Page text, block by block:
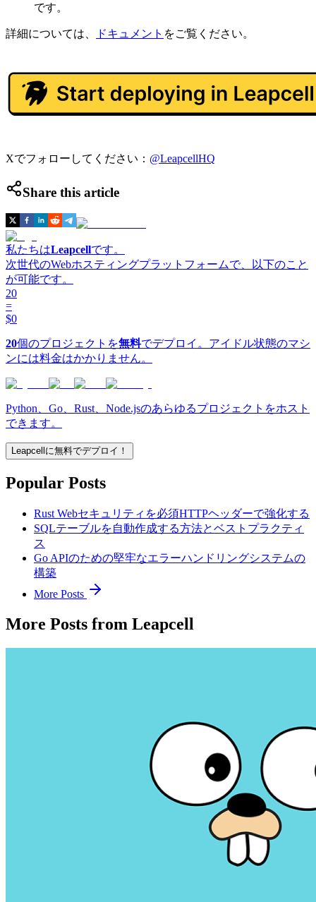
です。
詳細については、 ドキュメント をご覧ください。
Xでフォローしてください： @LeapcellHQ
Share this article
私たちはLeapcellです。
次世代のWebホスティングプラットフォームで、以下のこと
が可能です。
20
=
$0
20個のプロジェクトを無料でデプロイ。アイドル状態のマシ
ンには料金はかかりません。
Python、Go、Rust、Node.jsのあらゆるプロジェクトをホスト
できます。
Leapcellに無料でデプロイ！
Popular Posts
Rust Webセキュリティを必須HTTPヘッダーで強化する
SQLテーブルを自動作成する方法とベストプラクティ
ス
Go APIのための堅牢なエラーハンドリングシステムの
構築
More Posts
More Posts from Leapcell